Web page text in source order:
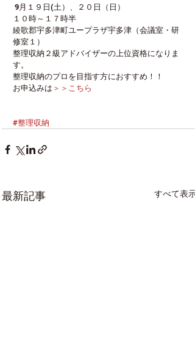
9月１９日(土）、２０日（日）
１０時～１７時半
綾歌郡宇多津町ユープラザ宇多津（会議室・研
修室１）
整理収納２級アドバイザーの上位資格になりま
す。
整理収納のプロを目指す方におすすめ！！
お申込みは ＞＞こちら
#整理収納
最新記事 すべて表示